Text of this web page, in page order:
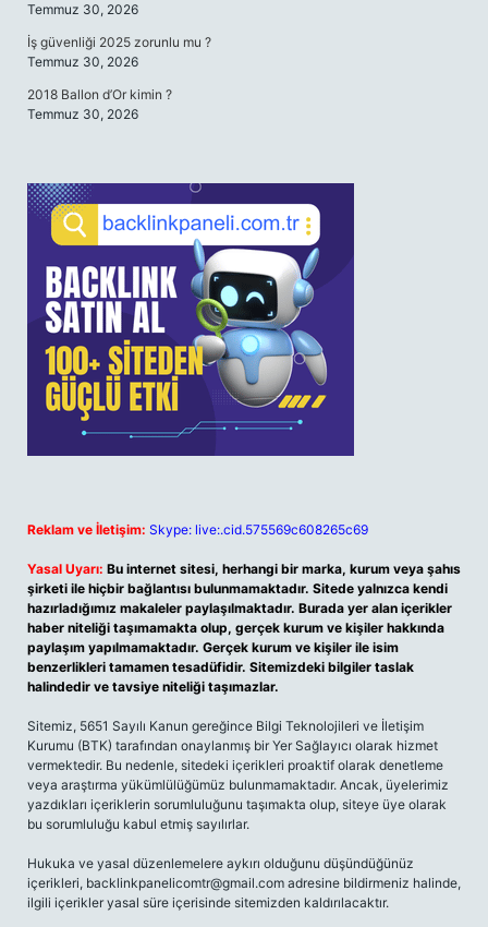
Temmuz 30, 2026
İş güvenliği 2025 zorunlu mu ?
Temmuz 30, 2026
2018 Ballon d’Or kimin ?
Temmuz 30, 2026
Reklam ve İletişim: Skype: live:.cid.575569c608265c69
Yasal Uyarı: Bu internet sitesi, herhangi bir marka, kurum veya şahıs
şirketi ile hiçbir bağlantısı bulunmamaktadır. Sitede yalnızca kendi
hazırladığımız makaleler paylaşılmaktadır. Burada yer alan içerikler
haber niteliği taşımamakta olup, gerçek kurum ve kişiler hakkında
paylaşım yapılmamaktadır. Gerçek kurum ve kişiler ile isim
benzerlikleri tamamen tesadüfidir. Sitemizdeki bilgiler taslak
halindedir ve tavsiye niteliği taşımazlar.
Sitemiz, 5651 Sayılı Kanun gereğince Bilgi Teknolojileri ve İletişim
Kurumu (BTK) tarafından onaylanmış bir Yer Sağlayıcı olarak hizmet
vermektedir. Bu nedenle, sitedeki içerikleri proaktif olarak denetleme
veya araştırma yükümlülüğümüz bulunmamaktadır. Ancak, üyelerimiz
yazdıkları içeriklerin sorumluluğunu taşımakta olup, siteye üye olarak
bu sorumluluğu kabul etmiş sayılırlar.
Hukuka ve yasal düzenlemelere aykırı olduğunu düşündüğünüz
içerikleri, backlinkpanelicomtr@gmail.com adresine bildirmeniz halinde,
ilgili içerikler yasal süre içerisinde sitemizden kaldırılacaktır.